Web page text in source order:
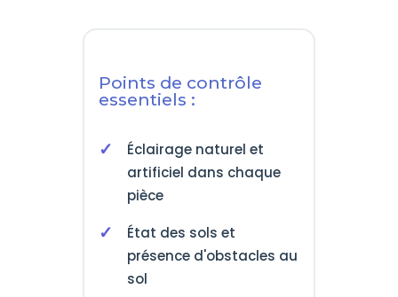
Points de contrôle
essentiels :
Éclairage naturel et
artificiel dans chaque
pièce
État des sols et
présence d'obstacles au
sol